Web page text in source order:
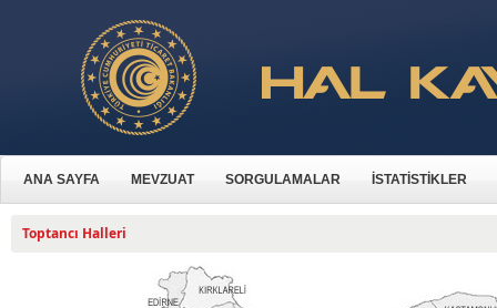
ANA SAYFA MEVZUAT SORGULAMALAR İSTATİSTİKLER
Toptancı Halleri